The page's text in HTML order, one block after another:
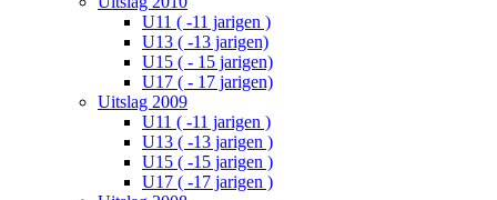
U11 ( -11 jarigen )
U13 ( -13 jarigen)
U15 ( - 15 jarigen)
U17 ( - 17 jarigen)
Uitslag 2009
U11 ( -11 jarigen )
U13 ( -13 jarigen )
U15 ( -15 jarigen )
U17 ( -17 jarigen )